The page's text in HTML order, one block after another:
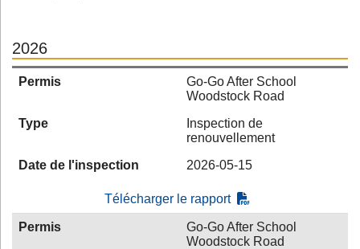
2026
Permis
Go-Go After School
Woodstock Road
Type
Inspection de
renouvellement
Date de l'inspection
2026-05-15
Télécharger le rapport
Permis
Go-Go After School
Woodstock Road